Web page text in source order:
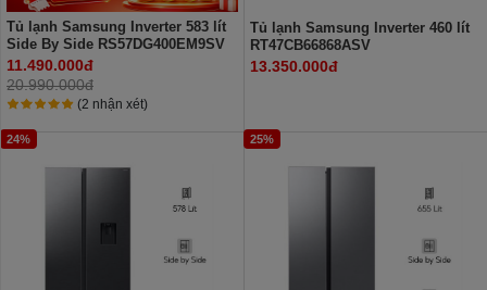
Tủ lạnh Samsung Inverter 583 lít
Side By Side RS57DG400EM9SV
11.490.000đ
20.990.000đ
(2 nhận xét)
Tủ lạnh Samsung Inverter 460 lít
RT47CB66868ASV
13.350.000đ
24% 25%